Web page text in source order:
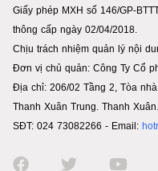
Giấy phép MXH số 146/GP-
thông cấp ngày 02/04/2018.
Chịu trách nhiệm quản lý nội
Đơn vị chủ quản: Công Ty Cổ
Địa chỉ: 206/02 Tầng 2, Tòa
Thanh Xuân Trung. Thanh
SĐT: 024 73082266 - Email: